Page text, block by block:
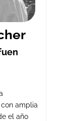
amplia
el año